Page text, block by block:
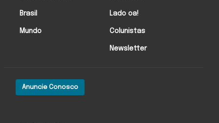
Anuncie Conosco
Brasil
Mundo
Lado oa!
Colunistas
Newsletter